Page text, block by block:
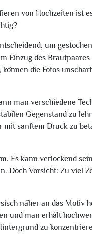
von Hochzeiten ist
um
Einzug des
die Fotos
man verschiedene
Gegenstand zu
sanftem Druck zu
Es kann verlockend
Doch Vorsicht: Zu viel
näher an das Motiv
und man erhält
zu